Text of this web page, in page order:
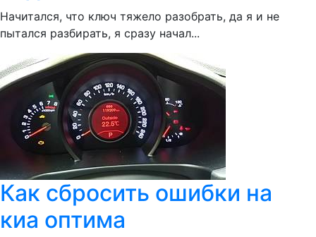
Начитался, что ключ тяжело разобрать, да я и не
пытался разбирать, я сразу начал...
Как сбросить ошибки на
киа оптима